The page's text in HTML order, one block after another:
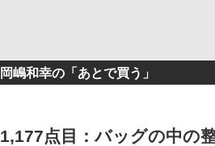
岡嶋和幸の「あとで買う」
1,177点目：バッグの中の